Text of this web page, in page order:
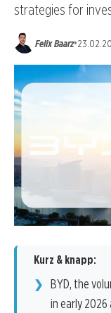
strategies for
Felix Baarz•
Kurz & knapp:
BYD, the
in early